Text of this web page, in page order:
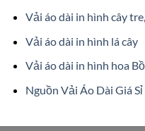
Vải áo dài in hình cây
Vải áo dài in hình lá cây
Vải áo dài in hình hoa
Nguồn Vải Áo Dài Giá Sỉ